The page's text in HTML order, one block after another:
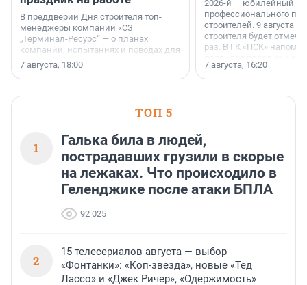
В преддверии Дня строителя топ-
менеджеры компании «СЗ
„Терминал-Ресурс“ — о планах
компании, испытаниях и поводах для
осторожного оптимизма.
7 августа, 18:00
2026-й — юбилейный
профессионального
строителей. 9 августа
строителя будет
раз. В ГК «ПСК»
поменялась роль
7 августа, 16:20
ТОП 5
1
Галька била в людей,
пострадавших грузили в скорые
на лежаках. Что происходило в
Геленджике после атаки БПЛА
92 025
2
15 телесериалов августа — выбор
«Фонтанки»: «Коп-звезда», новые «Тед
Лассо» и «Джек Ричер», «Одержимость»